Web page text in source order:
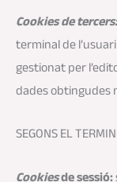
Cookies de tercers:
terminal de
gestionat per
dades obtingudes
SEGONS EL
Cookiesde sessió: